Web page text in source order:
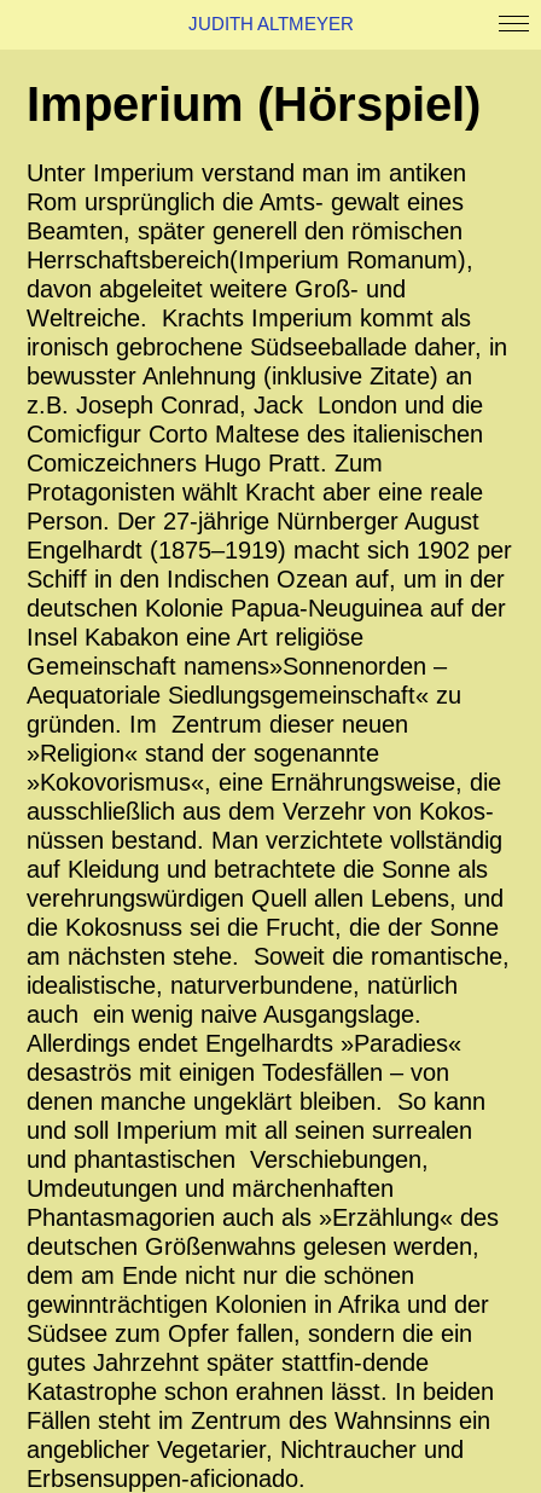
About
Kontakt
JUDITH ALTMEYER
Imperium (Hörspiel)
Unter Imperium verstand man im antiken
Rom ursprünglich die Amts- gewalt eines
Beamten, später generell den römischen
Herrschaftsbereich(Imperium Romanum),
davon abgeleitet weitere Groß- und
Weltreiche. Krachts Imperium kommt als
ironisch gebrochene Südseeballade daher, in
bewusster Anlehnung (inklusive Zitate) an
z.B. Joseph Conrad, Jack London und die
Comicfigur Corto Maltese des italienischen
Comiczeichners Hugo Pratt. Zum
Protagonisten wählt Kracht aber eine reale
Person. Der 27-jährige Nürnberger August
Engelhardt (1875–1919) macht sich 1902 per
Schiff in den Indischen Ozean auf, um in der
deutschen Kolonie Papua-Neuguinea auf der
Insel Kabakon eine Art religiöse
Gemeinschaft namens»Sonnenorden –
Aequatoriale Siedlungsgemeinschaft« zu
gründen. Im Zentrum dieser neuen
»Religion« stand der sogenannte
»Kokovorismus«, eine Ernährungsweise, die
ausschließlich aus dem Verzehr von Kokos-
nüssen bestand. Man verzichtete vollständig
auf Kleidung und betrachtete die Sonne als
verehrungswürdigen Quell allen Lebens, und
die Kokosnuss sei die Frucht, die der Sonne
am nächsten stehe. Soweit die romantische,
idealistische, naturverbundene, natürlich
auch ein wenig naive Ausgangslage.
Allerdings endet Engelhardts »Paradies«
desaströs mit einigen Todesfällen – von
denen manche ungeklärt bleiben. So kann
und soll Imperium mit all seinen surrealen
und phantastischen Verschiebungen,
Umdeutungen und märchenhaften
Phantasmagorien auch als »Erzählung« des
deutschen Größenwahns gelesen werden,
dem am Ende nicht nur die schönen
gewinnträchtigen Kolonien in Afrika und der
Südsee zum Opfer fallen, sondern die ein
gutes Jahrzehnt später stattfin-dende
Katastrophe schon erahnen lässt. In beiden
Fällen steht im Zentrum des Wahnsinns ein
angeblicher Vegetarier, Nichtraucher und
Erbsensuppen-aficionado.